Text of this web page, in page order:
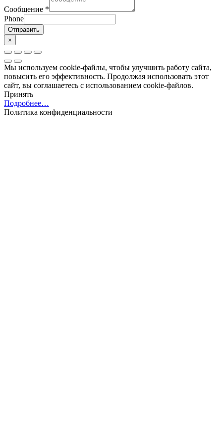
Сообщение *
Phone
Отправить
×
Мы используем cookie-файлы, чтобы улучшить работу сайта,
повысить его эффективность. Продолжая использовать этот
сайт, вы соглашаетесь с использованием cookie-файлов.
Принять
Подробнее…
Политика конфиденциальности